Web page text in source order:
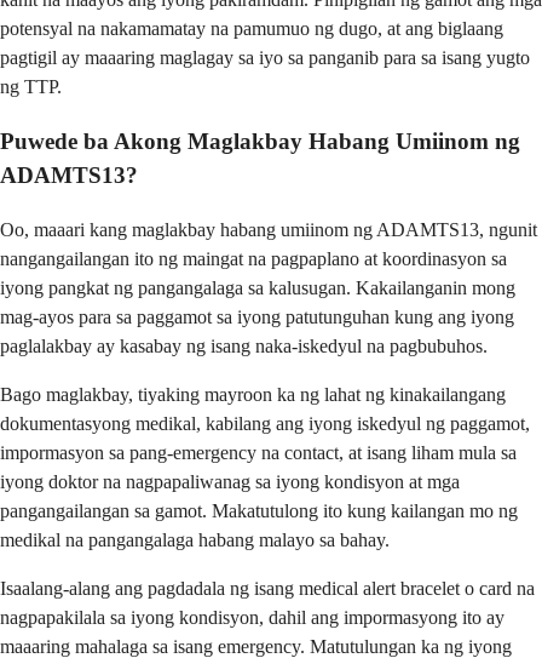
potensyal na nakamamatay na pamumuo ng dugo, at ang biglaang
pagtigil ay maaaring maglagay sa iyo sa panganib para sa isang yugto
ng TTP.
Puwede ba Akong Maglakbay Habang Umiinom ng
ADAMTS13?
Oo, maaari kang maglakbay habang umiinom ng ADAMTS13, ngunit
nangangailangan ito ng maingat na pagpaplano at koordinasyon sa
iyong pangkat ng pangangalaga sa kalusugan. Kakailanganin mong
mag-ayos para sa paggamot sa iyong patutunguhan kung ang iyong
paglalakbay ay kasabay ng isang naka-iskedyul na pagbubuhos.
Bago maglakbay, tiyaking mayroon ka ng lahat ng kinakailangang
dokumentasyong medikal, kabilang ang iyong iskedyul ng paggamot,
impormasyon sa pang-emergency na contact, at isang liham mula sa
iyong doktor na nagpapaliwanag sa iyong kondisyon at mga
pangangailangan sa gamot. Makatutulong ito kung kailangan mo ng
medikal na pangangalaga habang malayo sa bahay.
Isaalang-alang ang pagdadala ng isang medical alert bracelet o card na
nagpapakilala sa iyong kondisyon, dahil ang impormasyong ito ay
maaaring mahalaga sa isang emergency. Matutulungan ka ng iyong